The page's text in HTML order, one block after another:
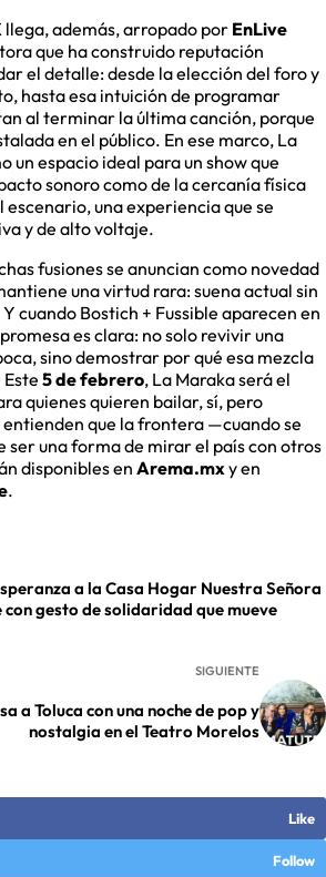
llega, además, arropado por EnLive
que ha construido reputación
el detalle: desde la elección del foro y
hasta esa intuición de programar
al terminar la última canción, porque
en el público. En ese marco, La
un espacio ideal para un show que
sonoro como de la cercanía física
escenario, una experiencia que se
y de alto voltaje.
fusiones se anuncian como novedad
una virtud rara: suena actual sin
cuando Bostich + Fussible aparecen en
es clara: no solo revivir una
sino demostrar por qué esa mezcla
5 de febrero, La Maraka será el
quienes quieren bailar, sí, pero
que la frontera —cuando se
ser una forma de mirar el país con otros
disponibles en Arema.mxy en
.
a la Casa Hogar Nuestra Señora
con gesto de solidaridad que mueve
SIGUIENTE
a Toluca con una noche de pop y
nostalgia en el Teatro Morelos
Like
Follow